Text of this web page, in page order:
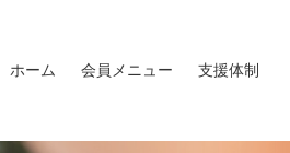
ホーム
会員メニュー
支援体制